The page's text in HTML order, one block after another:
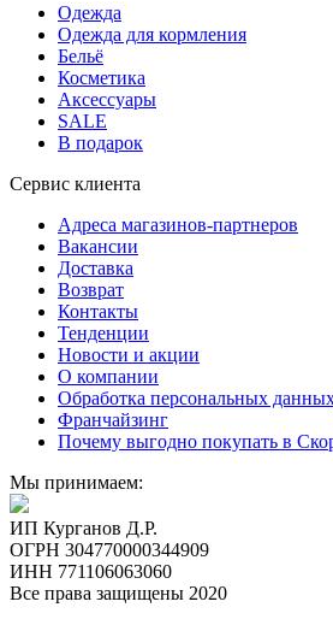
Одежда
Одежда для кормления
Бельё
Косметика
Аксессуары
SALE
В подарок
Сервис клиента
Адреса магазинов-партнеров
Вакансии
Доставка
Возврат
Контакты
Тенденции
Новости и акции
О компании
Обработка персональных
Франчайзинг
Почему выгодно покупать в
Мы принимаем:
ИП Курганов Д.Р.
ОГРН 304770000344909
ИНН 771106063060
Все права защищены 2020